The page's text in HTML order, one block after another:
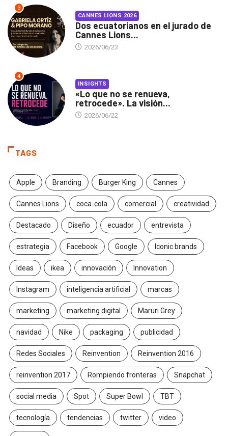
3
CANNES LIONS 2026
Dos ecuatorianos en el jurado de
Cannes Lions...
2026/06/23
4
INSIGHTS
«Lo que no se renueva,
retrocede». La visión...
2026/06/22
TAGS
Apple Branding Burger King Cannes
Cannes Lions coca-cola comercial creatividad
Destacado Diseño ecuador entrevista
estrategia Facebook Google Iconic brands
Ideas ikea innovación Innovation
Instagram inteligencia artificial marcas
marketing marketing digital Maruri Grey
navidad Nike packaging publicidad
Redes Sociales Reinvention Reinvention 2016
reinvention 2017 Rompiendo fronteras Snapchat
social media Spot Super Bowl TBT
tecnología tendencias twitter video